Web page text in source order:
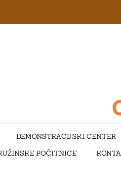
DEMONSTRACIJSKI CENTER
POČITNICE